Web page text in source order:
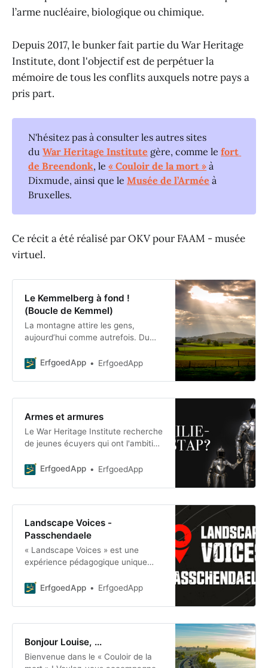
l’arme nucléaire, biologique ou chimique.
Depuis 2017, le bunker fait partie du War Heritage
Institute, dont l'objectif est de perpétuer la
mémoire de tous les conflits auxquels notre pays a
pris part.
N'hésitez pas à consulter les autres sites
duWar Heritage Institute gère, comme lefort
de Breendonk, le« Couloir de la mort » à
Dixmude, ainsi que leMusée de l’Armée à
Bruxelles.
Ce récit a été réalisé par OKV pour FAAM - musée
virtuel.
Le Kemmelberg à fond !
(Boucle de Kemmel)
La montagne attire les gens,
aujourd’hui comme autrefois. Du
une protection aux premiers
ErfgoedApp ErfgoedApp
Armes et armures
Le War Heritage Institute recherche
de jeunes écuyers qui ont l'ambition
l'aventure avec notre « digi-kni »
ErfgoedApp ErfgoedApp
Landscape Voices -
Passchendaele
« Landscape Voices » est une
expérience pédagogique unique
années de l'enseignement
expérience
ErfgoedApp ErfgoedApp
Bonjour Louise, ...
Bienvenue dans le « Couloir de la